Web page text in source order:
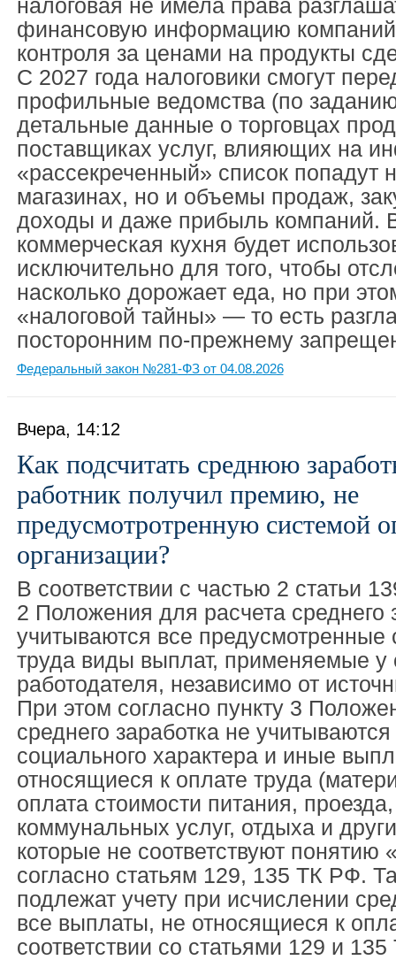
налоговая не имела права
финансовую информацию
контроля за ценами на продукты
С 2027 года налоговики смогут
профильные ведомства (по
детальные данные о торговцах
поставщиках услуг, влияющих на
«рассекреченный» список попадут
магазинах, но и объемы продаж,
доходы и даже прибыль компаний.
коммерческая кухня будет
исключительно для того, чтобы
насколько дорожает еда, но при
«налоговой тайны» — то есть
посторонним по-прежнему
Федеральный закон №281-ФЗ от 04.08.2026
Вчера, 14:12
Как подсчитать среднюю
работник получил премию, не
предусмотротренную системой
организации?
В соответствии с частью 2 статьи
2 Положения для расчета среднего
учитываются все предусмотренные
труда виды выплат, применяемые у
работодателя, независимо от
При этом согласно пункту 3
среднего заработка не
социального характера и иные
относящиеся к оплате труда
оплата стоимости питания,
коммунальных услуг, отдыха и
которые не соответствуют понятию
согласно статьям 129, 135 ТК РФ.
подлежат учету при исчислении
все выплаты, не относящиеся к
соответствии со статьями 129 и